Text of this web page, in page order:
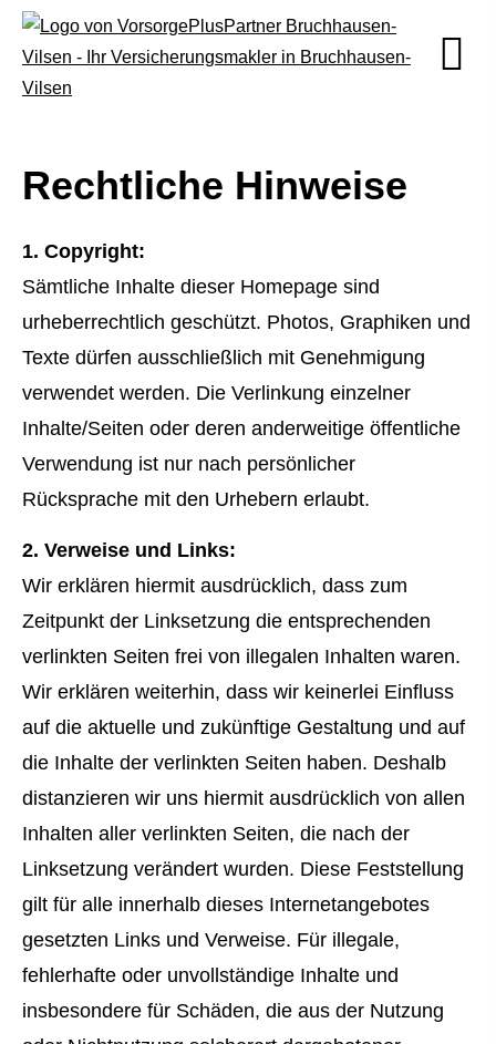
Rechtliche Hinweise
1. Copyright:
Sämtliche Inhalte dieser Homepage sind
urheberrechtlich geschützt. Photos, Graphiken und
Texte dürfen ausschließlich mit Genehmigung
verwendet werden. Die Verlinkung einzelner
Inhalte/Seiten oder deren anderweitige öffentliche
Verwendung ist nur nach persönlicher
Rücksprache mit den Urhebern erlaubt.
2. Verweise und Links:
Wir erklären hiermit ausdrücklich, dass zum
Zeitpunkt der Linksetzung die entsprechenden
verlinkten Seiten frei von illegalen Inhalten waren.
Wir erklären weiterhin, dass wir keinerlei Einfluss
auf die aktuelle und zukünftige Gestaltung und auf
die Inhalte der verlinkten Seiten haben. Deshalb
distanzieren wir uns hiermit ausdrücklich von allen
Inhalten aller verlinkten Seiten, die nach der
Linksetzung verändert wurden. Diese Feststellung
gilt für alle innerhalb dieses Internetangebotes
gesetzten Links und Verweise. Für illegale,
fehlerhafte oder unvollständige Inhalte und
insbesondere für Schäden, die aus der Nutzung